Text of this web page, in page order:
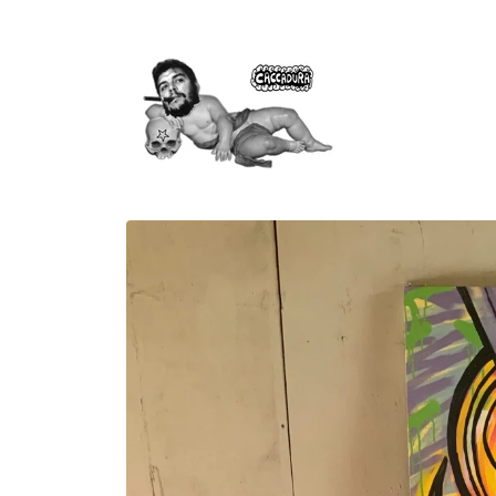
Passa alle